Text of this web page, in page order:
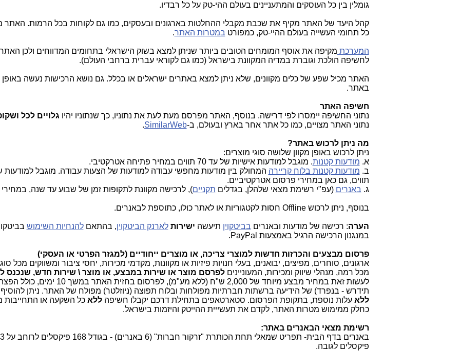
גומלין בין כל העוסקים והמתעניינים בעולם ההי-טק על כל רבדיו.
קהל היעד של האתר מקיף את שכבת מקבלי ההחלטות בארגונים ובעסקים, כמו גם לקוחות בכל הרמות.
כל תחומי העשייה בעולם ההיי-טק, כמפורט במטרות האתר.
המערכת מקיפה את אוסף המומחים הטובים ביותר שניתן למצא בשוק הישראלי בתחומים המדווחים ולכן האתר
לחשיפה הולכת וגוברת במדיה המקוונת בישראל (כמו גם לקוראי עברית ברחבי העולם).
האתר מכיל שפע של כלים מקוונים, שלא ניתן למצא באתרים ישראלים או בכלל. גם נושא הרכישות נעשה באופן
באתר.
חשיפה האתר
נתוני החשיפה יימסרו לפי דרישה. בנוסף, האתר מפרסם מעת לעת את נתוניו, כך שנתוניו יהיו גלויים לכל
נתוני האתר מצויים, כמו כל אתר אחר בארץ ובעולם, ב-SimilarWeb
.
מה ניתן לרכוש באתר?
ניתן לרכוש באופן מקוון שלושה סוגי מוצרים:
א. מודעות קטנות. מוגבל למודעות אישיות של עד 70 תווים במחיר פתיחה אטרקטיבי.
ב. מודעות קטנות בלוח קריירה
תווים, גם כאן במחירי פרסום אטרקטיביים.
ג. באנרים (עפ"י רשימת מצאי שלהלן, בגדלים תקניים), לרכישה מקוונת לתקופות זמן של שבוע עד שנה,
בנוסף, ניתן לרכוש Offline חסות לקטגוריות או לאתר כולו, כתוספת לבאנרים.
הערה: רכישה של מודעות ובאנרים בביטקוין תיעשה ישירות לארנק הביטקוין, בהתאםלהנחיות השימוש
במנגנון הרכישה הרגיל באמצעות PayPal.
פרסום מבצעים והכרזות חדשות למוצרי צריכה, או מוצרים ייחודיים (למגזר הפרטי או העסקי)
ארגונים, סוחרים, מפיצים, יבואנים, בעלי חנויות פיזיות או מקוונות, מקדמי מכירות, יחסי ציבור ומשווקים מכל
מכל רמה, מנהלי שיווק ומכירות, המעונייניםלפרסם מוצר או שירות במבצע, או מוצר \ שירות חדש, שנכנס
לעשות זאת במחיר מבצע מיוחד של 2,000 ש"ח (ללא מע"מ), לפרסום בחזית האתר
תידרש - בנפרד) של הידיעה ברשתות חברתיות מפולחות ובלוח תפוצה (ניוזלטר) מפולח של האתר. ניתן
ללאעלות נוספת, בתקופת הפרסום. סטארטאפים בתחילת דרכם יקבלו חשיפהללאכל השקעה או התחייבות
כחלק ממימוש מטרות האתר, לקדם את תעשייית ההייטק והיזמות בישראל.
רשימת מצאי הבאנרים באתר:
באנרים בדף הבית- תפריט
פיקסלים לגובה.